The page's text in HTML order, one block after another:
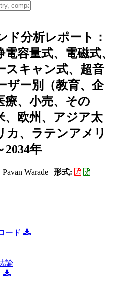
ド分析レポート：
容量式、電磁式、
スキャン式、超音
ザー別（教育、企
療、小売、その
、欧州、アジア太
カ、ラテンアメリ
2034年
Pavan Warade | 形式:
ード
論